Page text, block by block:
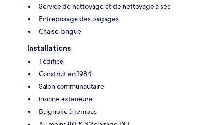
Service de nettoyage et de nettoyage à sec
Entreposage des bagages
Chaise longue
Installations
1 édifice
Construit en 1984
Salon communautaire
Piscine extérieure
Baignoire à remous